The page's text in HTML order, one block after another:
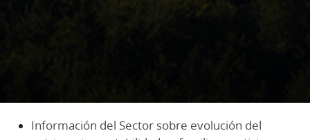
Información del Sector sobre evolución del